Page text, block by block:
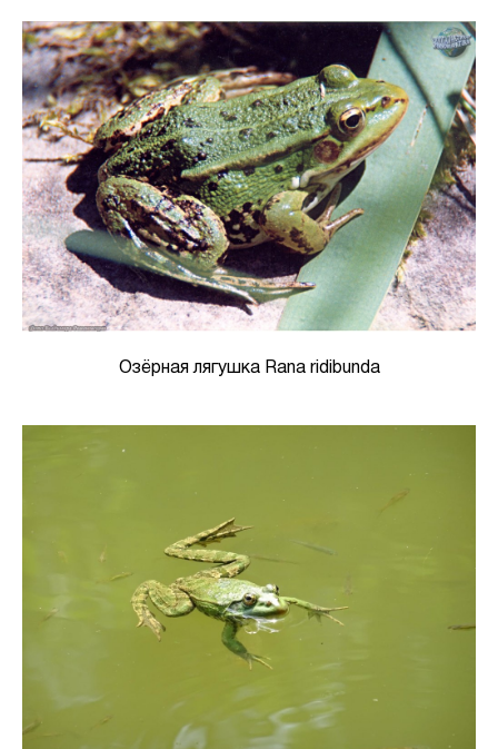
Озёрная лягушка Rana ridibunda